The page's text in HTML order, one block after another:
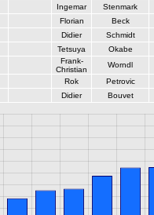
Ingemar
Stenmark
Florian
Beck
Didier
Schmidt
Tetsuya
Okabe
Frank-
Christian
Worndl
Rok
Petrovic
Didier Bouvet